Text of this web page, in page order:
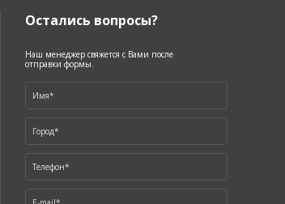
Остались вопросы?
Наш менеджер свяжется с Вами после
отправки формы.